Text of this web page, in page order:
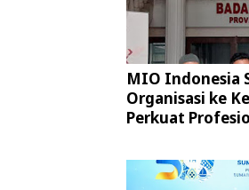
MIO Indonesia
Organisasi ke
Perkuat